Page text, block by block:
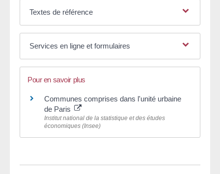
Textes de référence
Services en ligne et formulaires
Pour en savoir plus
Communes comprises dans l'unité urbaine
de Paris
Institut national de la statistique et des études
économiques (Insee)